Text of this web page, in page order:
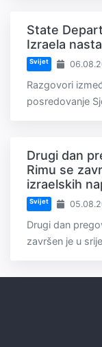
State
Izraela
Svijet
Razgovori
posredovanje
Drugi dan
Rimu se
izraelskih
Svijet
Drugi dan
završen je u